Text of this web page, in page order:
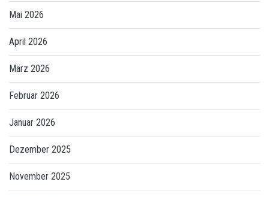
Mai 2026
April 2026
März 2026
Februar 2026
Januar 2026
Dezember 2025
November 2025